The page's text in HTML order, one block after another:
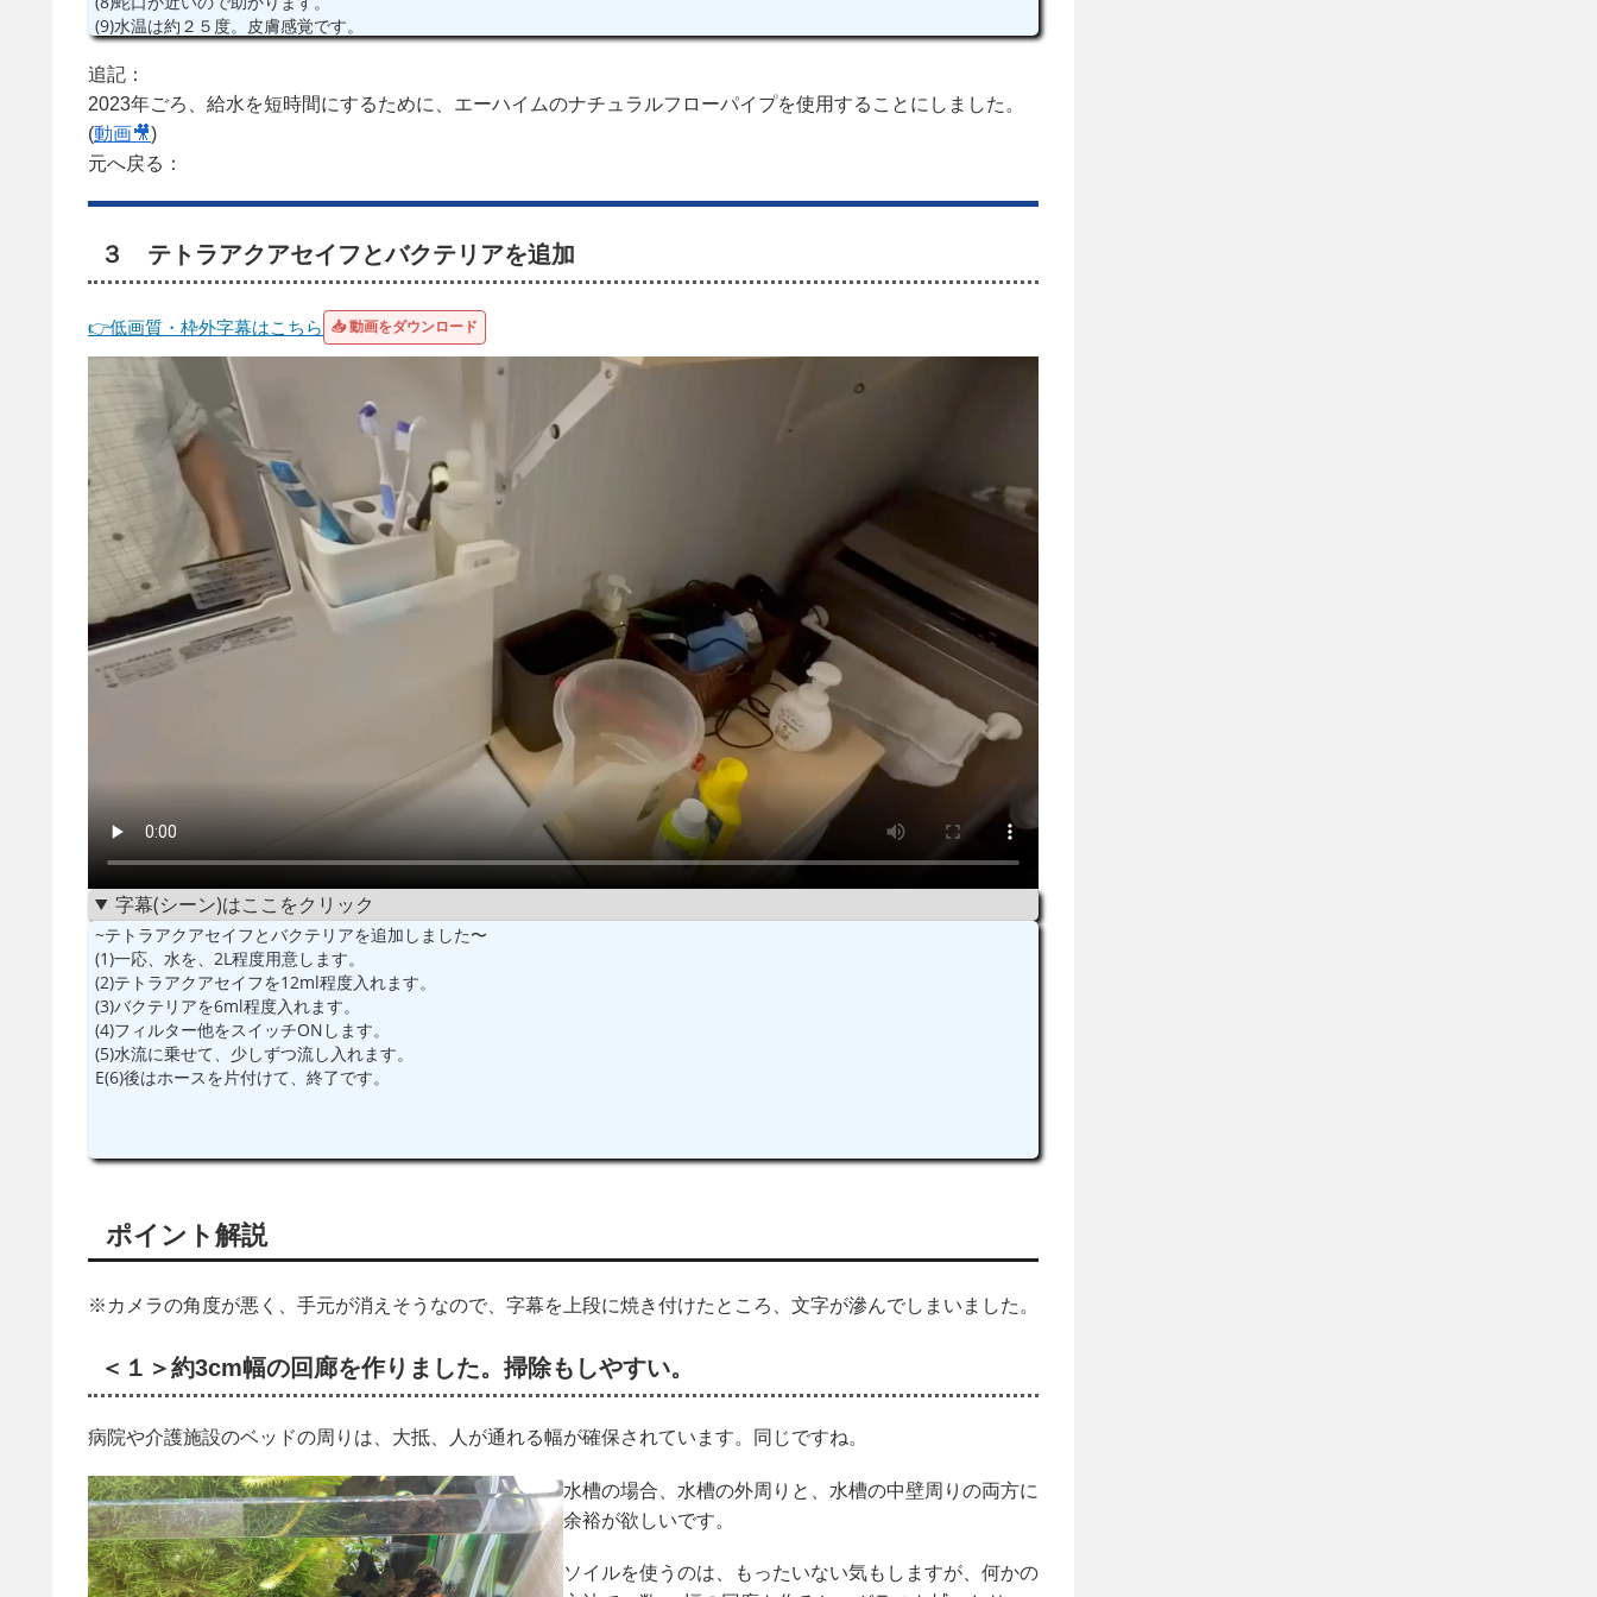
(9)水温は約２５度。皮膚感覚です。
(10)給水します。
(11)９０％くらい給水しました。
E(12)ホースを取り除きます。
追記：
2023年ごろ、給水を短時間にするために、エーハイムのナチュラルフローパイプを使用することにしました。
(動画🎥)
元へ戻る：
３ テトラアクアセイフとバクテリアを追加
👉低画質・枠外字幕はこちら 📥 動画をダウンロード
字幕(シーン)はここをクリック
~テトラアクアセイフとバクテリアを追加しました〜
(1)一応、水を、2L程度用意します。
(2)テトラアクアセイフを12ml程度入れます。
(3)バクテリアを6ml程度入れます。
(4)フィルター他をスイッチONします。
(5)水流に乗せて、少しずつ流し入れます。
E(6)後はホースを片付けて、終了です。
ポイント解説
※カメラの角度が悪く、手元が消えそうなので、字幕を上段に焼き付けたところ、文字が滲んでしまいました。
＜１＞約3cm幅の回廊を作りました。掃除もしやすい。
病院や介護施設のベッドの周りは、大抵、人が通れる幅が確保されています。同じですね。
水槽の場合、水槽の外周りと、水槽の中壁周りの両方に
余裕が欲しいです。
ソイルを使うのは、もったいない気もしますが、何かの